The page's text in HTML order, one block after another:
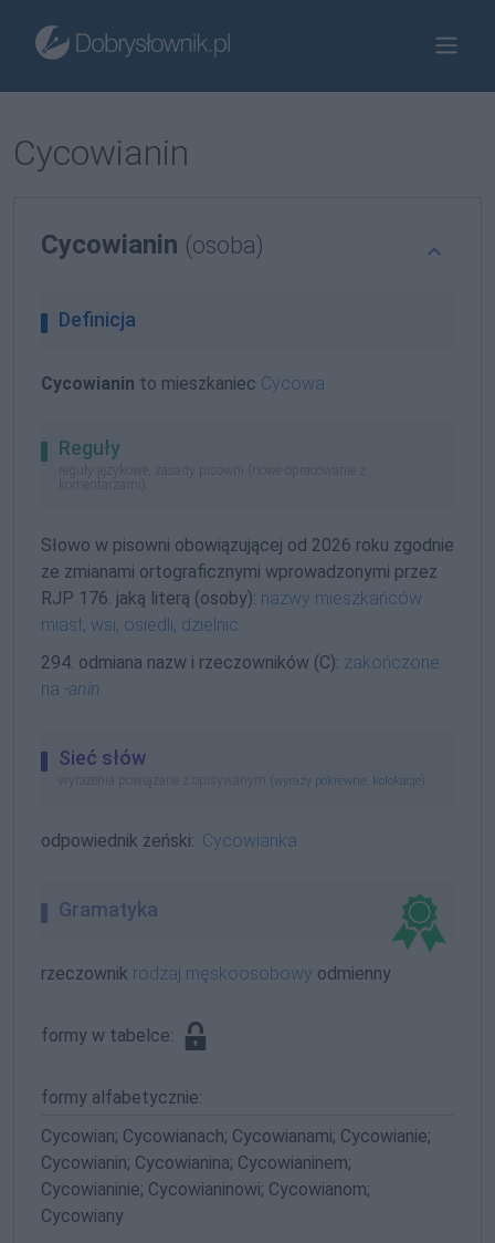
Cycowianin
Cycowianin (osoba)
Definicja
Cycowianin to mieszkaniec Cycowa
Reguły
reguły językowe, zasady pisowni (nowe opracowanie z
komentarzami)
Słowo w pisowni obowiązującej od 2026 roku zgodnie
ze zmianami ortograficznymi wprowadzonymi przez
RJP 176. jaką literą (osoby): nazwy mieszkańców
miast, wsi, osiedli, dzielnic
294. odmiana nazw i rzeczowników (C): zakończone
na -anin
Sieć słów
wyrażenia powiązane z opisywanym ( wyrazy pokrewne kolokacje
odpowiednik żeński: Cycowianka
Gramatyka
rzeczownik rodzaj męskoosobowy odmienny
formy w tabelce:
formy alfabetycznie:
Cycowian; Cycowianach; Cycowianami; Cycowianie;
Cycowianin; Cycowianina; Cycowianinem;
Cycowianinie; Cycowianinowi; Cycowianom;
Cycowiany